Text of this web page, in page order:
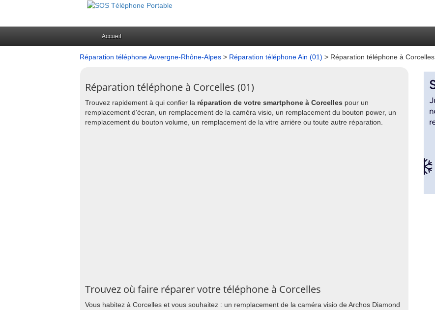
Accueil
Réparation téléphone Auvergne-Rhône-Alpes > Réparation téléphone Ain (01) > Réparation téléphone à Corcelles
Réparation téléphone à Corcelles (01)
Trouvez rapidement à qui confier la réparation de votre smartphone à Corcelles pour un
remplacement d'écran, un remplacement de la caméra visio, un remplacement du bouton power, un
remplacement du bouton volume, un remplacement de la vitre arrière ou toute autre réparation.
Trouvez où faire réparer votre téléphone à Corcelles
Vous habitez à Corcelles et vous souhaitez : un remplacement de la caméra visio de Archos Diamond